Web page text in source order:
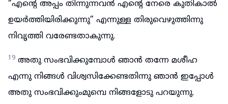
“എന്റെ അപ്പം തിന്നുന്നവൻ എന്റെ നേരെ കുതികാൽ
ഉയർത്തിയിരിക്കുന്നു” എന്നുള്ള തിരുവെഴുത്തിന്നു
നിവൃത്തി വരേണ്ടതാകുന്നു.
19 അതു സംഭവിക്കുമ്പോൾ ഞാൻ തന്നേ മശീഹ
എന്നു നിങ്ങൾ വിശ്വസിക്കേണ്ടതിന്നു ഞാൻ ഇപ്പോൾ
അതു സംഭവിക്കുംമുമ്പെ നിങ്ങളോടു പറയുന്നു.